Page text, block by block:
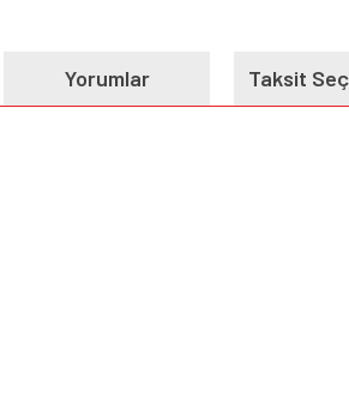
Yorumlar Taksit